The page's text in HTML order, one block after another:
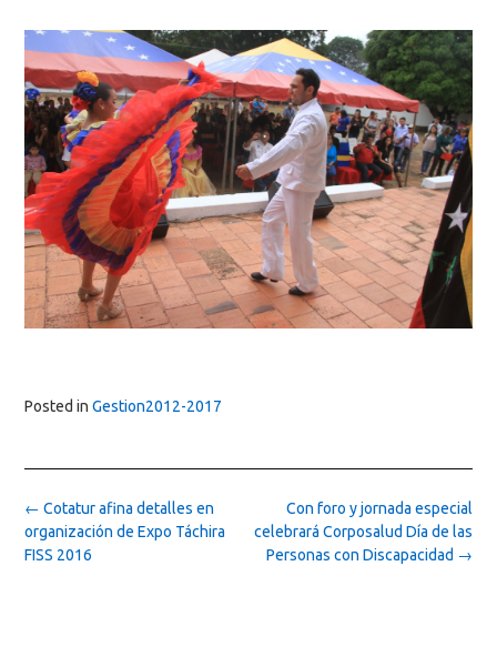
Posted in Gestion2012-2017
Post
navigation
Con foro y jornada especial
celebrará Corposalud Día de las
Personas con Discapacidad →
← Cotatur afina detalles en
organización de Expo Táchira
FISS 2016